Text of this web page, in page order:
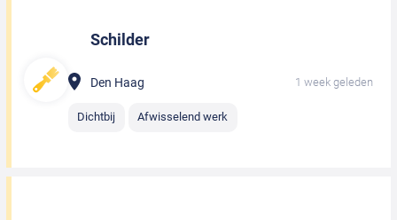
Schilder
Den Haag 1 week geleden
Dichtbij Afwisselend werk